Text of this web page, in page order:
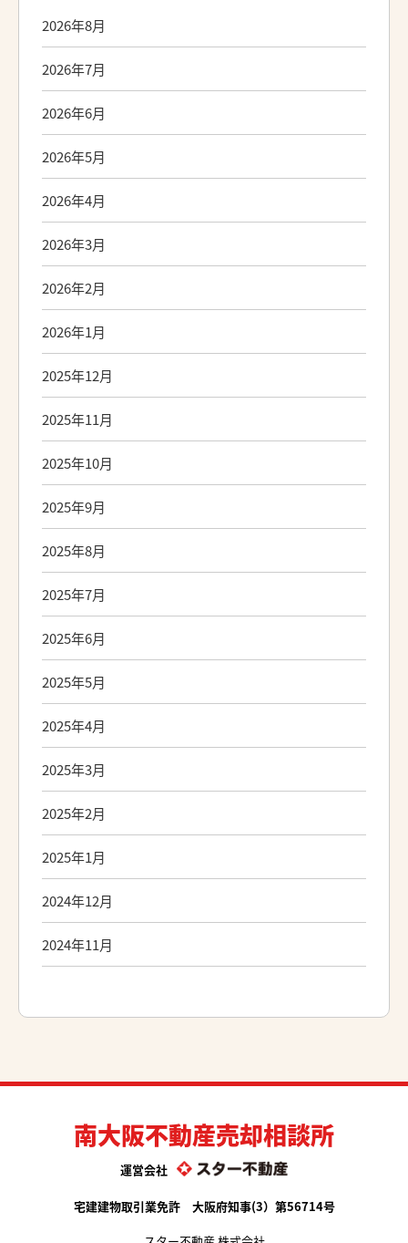
2026年8月
2026年7月
2026年6月
2026年5月
2026年4月
2026年3月
2026年2月
2026年1月
2025年12月
2025年11月
2025年10月
2025年9月
2025年8月
2025年7月
2025年6月
2025年5月
2025年4月
2025年3月
2025年2月
2025年1月
2024年12月
2024年11月
南大阪不動産売却相談所
運営会社
宅建建物取引業免許 大阪府知事(3）第56714号